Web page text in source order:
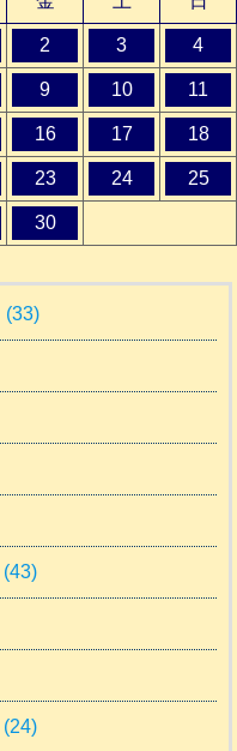
2 3 4
9 10 11
16 17 18
23 24 25
30
(33)
(43)
(24)